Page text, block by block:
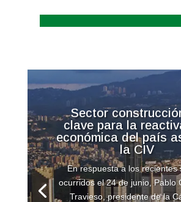
Sector
clave para la
económica del país
la CIV
En respuesta a los recientes
ocurridos el 24 de junio, Pablo
Travieso, presidente de la